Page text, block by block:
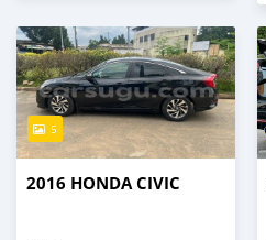
5
2016 HONDA CIVIC